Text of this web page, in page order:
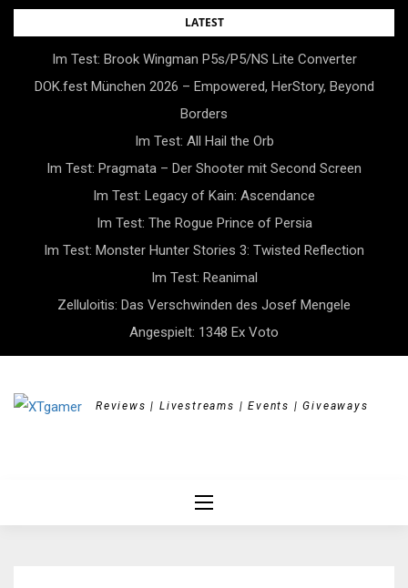
Skip
LATEST
Im Test: Brook Wingman P5s/P5/NS Lite Converter
DOK.fest München 2026 – Empowered, HerStory, Beyond
Borders
Im Test: All Hail the Orb
Im Test: Pragmata – Der Shooter mit Second Screen
Im Test: Legacy of Kain: Ascendance
Im Test: The Rogue Prince of Persia
Im Test: Monster Hunter Stories 3: Twisted Reflection
Im Test: Reanimal
Zelluloitis: Das Verschwinden des Josef Mengele
Angespielt: 1348 Ex Voto
Reviews | Livestreams | Events | Giveaways